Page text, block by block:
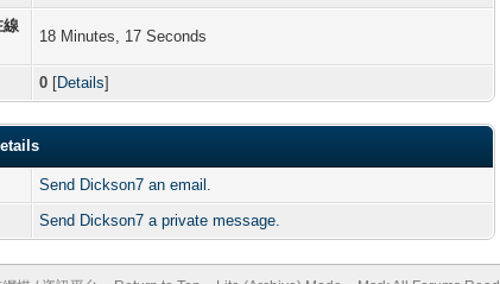
18 Minutes, 17 Seconds
0 [Details]
Send Dickson7 an email.
Send Dickson7 a private message.